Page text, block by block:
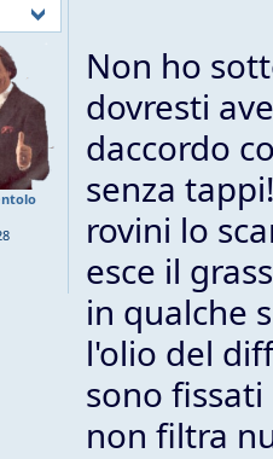
Non ho
dovresti
daccordo
senza
rovini lo
esce il
in qualche
l'olio del
sono
non filtra